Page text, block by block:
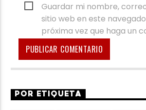
Guardar mi nombre,
sitio web en este
próxima vez que haga un
POR ETIQUETA